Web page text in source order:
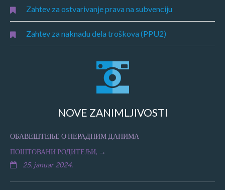
Zahtev za ostvarivanje prava na subvenciju
Zahtev za naknadu dela troškova (PPU2)
NOVE ZANIMLJIVOSTI
ОБАВЕШТЕЊЕ О НЕРАДНИМ ДАНИМА
ПОШТОВАНИ РОДИТЕЉИ,
25. januar 2024.